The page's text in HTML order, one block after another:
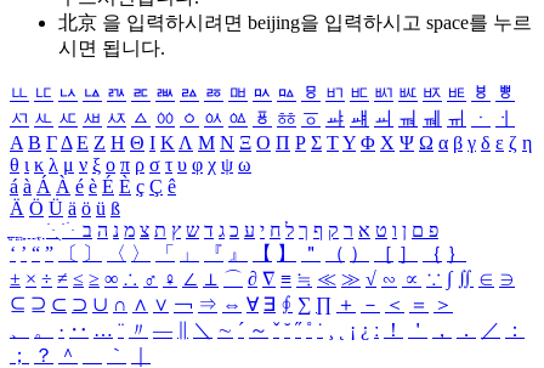
北京 을 입력하시려면 beijing을 입력하시고 space를 누르
시면 됩니다.
ㅥ ㅦ ㅧ ㅨ ㅩ ㅪ ㅫ ㅬ ㅭ ㅮ ㅯ ㅰ ㅱ ㅲ ㅳ ㅴ ㅵ ㅶ ㅷ ㅸ
ㅹ
ㅺ ㅻ ㅼ ㅽ ㅾ ㅿ ㆀ ㆁ ㆂ ㆃ ㆄ ㆅ ㆆ ㆇ ㆈ ㆉ ㆊ ㆋ ㆌ ㆍ
ㆎ
Α Β ΓΔ Ε Ζ Η Θ Ι ΚΛ Μ Ν Ξ Ο Π Ρ Σ ΤΥ Φ Χ Ψ Ω α β γ δ ε ζ η
θ ι κ λ μ ν ξ ο π ρ σ τ υ φ χ ψ ω
á à Á À é è É È ç Ç ê
Ä Ö Ü ä ö ü ß
ִֶֹ ֻּ ׁׂ פ ם ן ו ט א ר ק ף ך ל ח י ע כ ג ד ש ץ ת צ מ נ ה ב
‘ ’ “ ” 〔 〕 〈 〉 「 」 『 』 【 】 ＂ （ ） ［ ］ ｛ ｝
± × ÷ ≠ ≤ ≥ ∞ ∴ ♂ ♀ ∠ ⊥ ⌒ ∂ ∇ ≡ ≒ ≪ ≫ √ ∽ ∝ ∵ ∫ ∬ ∈ ∋
⊆ ⊇ ⊂ ⊃ ∪ ∩ ∧ ∨ ￢ ⇒ ⇔ ∀ ∃ ∮ ∑ ∏ ＋ － ＜ ＝
＞
、
。 · ‥ … ¨ 〃 ― ＼ ∼ ´ ～ ˇ ˘ ˝ ˚ ˙ ¸ ¡ ¿ ː ！ ＇ ， ． ／
：
；
？ ＾ ｀